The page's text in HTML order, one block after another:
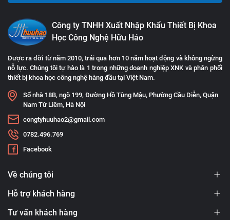
Công ty TNHH Xuất Nhập Khẩu Thiết Bị Khoa
Học Công Nghệ Hữu Hảo
Được ra đời từ năm 2010, trải qua hơn 10 năm hoạt động và không ngừng
nỗ lực. Chúng tôi tự hào là 1 trong những doanh nghiệp XNK và phân phối
thiết bị khoa học công nghệ hàng đầu tại Việt Nam.
Số nhà 18B, ngõ 199, Đường Hồ Tùng Mậu, Phường Cầu Diễn, Quận
Nam Từ Liêm, Hà Nội
congtyhuuhao2@gmail.com
0782.496.769
Facebook
Về chúng tôi
Hỗ trợ khách hàng
Tư vấn khách hàng